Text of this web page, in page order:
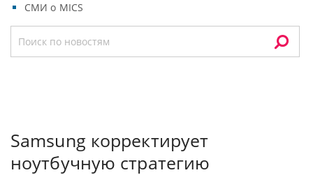
СМИ о MICS
Samsung корректирует
ноутбучную стратегию